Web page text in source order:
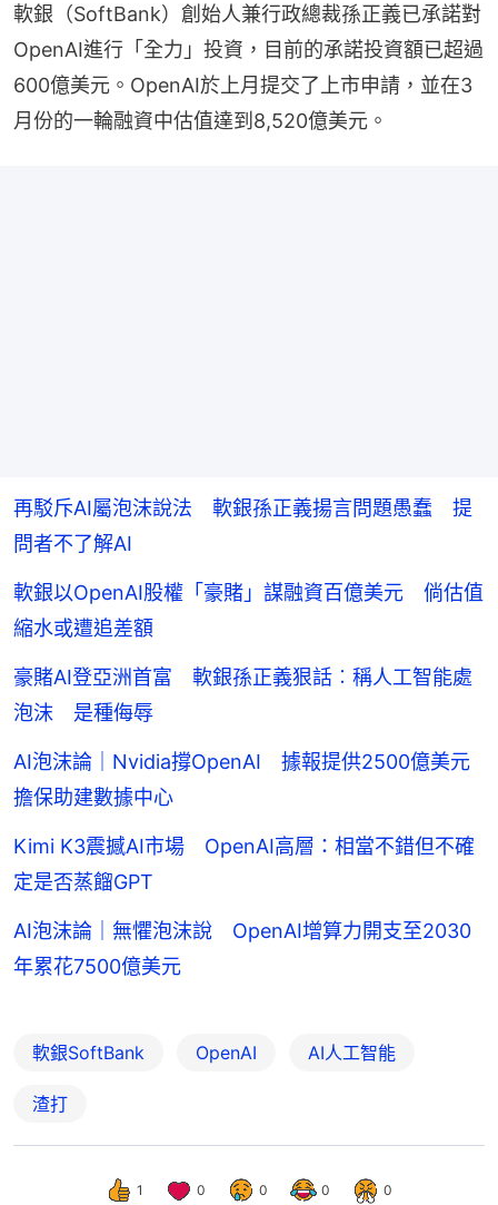
軟銀（SoftBank）創始人兼行政總裁孫正義已承諾對
OpenAI進行「全力」投資，目前的承諾投資額已超過
600億美元。OpenAI於上月提交了上市申請，並在3
月份的一輪融資中估值達到8,520億美元。
再駁斥AI屬泡沫說法 軟銀孫正義揚言問題愚蠢 提
問者不了解AI
軟銀以OpenAI股權「豪賭」謀融資百億美元 倘估值
縮水或遭追差額
豪賭AI登亞洲首富 軟銀孫正義狠話︰稱人工智能處
泡沫 是種侮辱
AI泡沫論｜Nvidia撐OpenAI 據報提供2500億美元
擔保助建數據中心
Kimi K3震撼AI市場 OpenAI高層：相當不錯但不確
定是否蒸餾GPT
AI泡沫論｜無懼泡沫說 OpenAI增算力開支至2030
年累花7500億美元
軟銀SoftBank OpenAI AI人工智能
渣打
1 0 0 0 0